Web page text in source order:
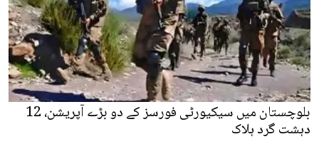
بلوچستان میں سیکیورٹی فورسز کے دو بڑے آپریشن، 12
دہشت گرد ہلاک